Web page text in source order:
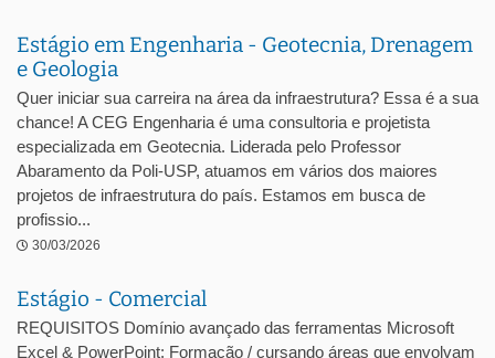
Estágio em Engenharia - Geotecnia, Drenagem
e Geologia
Quer iniciar sua carreira na área da infraestrutura? Essa é a sua
chance! A CEG Engenharia é uma consultoria e projetista
especializada em Geotecnia. Liderada pelo Professor
Abaramento da Poli-USP, atuamos em vários dos maiores
projetos de infraestrutura do país. Estamos em busca de
profissio...
30/03/2026
Estágio - Comercial
REQUISITOS Domínio avançado das ferramentas Microsoft
Excel & PowerPoint; Formação / cursando áreas que envolvam